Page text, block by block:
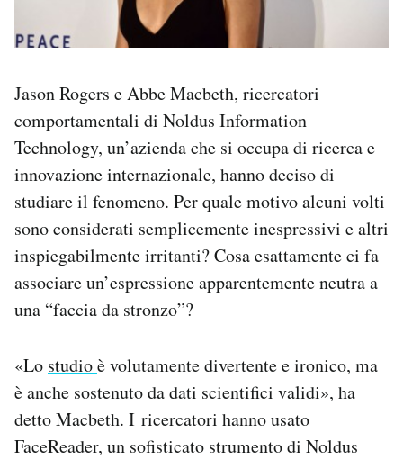
Jason Rogers e Abbe Macbeth, ricercatori
comportamentali di Noldus Information
Technology, un’azienda che si occupa di ricerca e
innovazione internazionale, hanno deciso di
studiare il fenomeno. Per quale motivo alcuni volti
sono considerati semplicemente inespressivi e altri
inspiegabilmente irritanti? Cosa esattamente ci fa
associare un’espressione apparentemente neutra a
una “faccia da stronzo”?
«Lo studioè volutamente divertente e ironico, ma
è anche sostenuto da dati scientifici validi», ha
detto Macbeth. I ricercatori hanno usato
FaceReader, un sofisticato strumento di Noldus